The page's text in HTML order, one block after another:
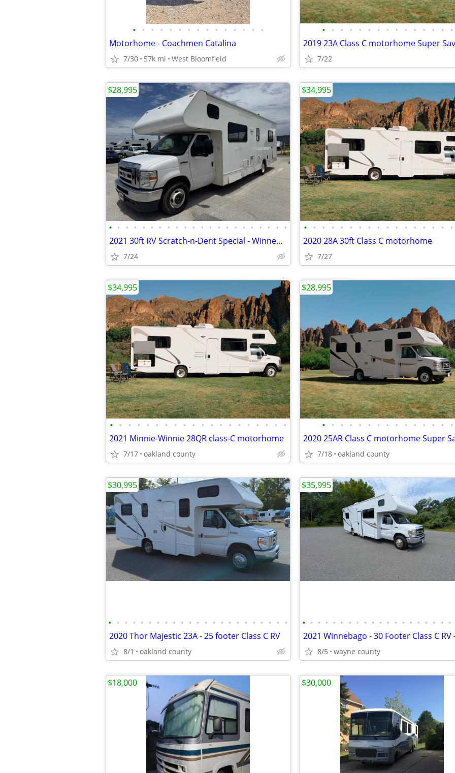
• • • • • • • • • • • • • • •
Motorhome - Coachmen Catalina
7/30 57k mi West Bloomfield
• • • • • • • • • • • • • • •
2019 23A Class C motorhome Super
7/22
• • • • • • • • • • • • • • • • • • • • • •
2021 30ft RV Scratch-n-Dent Special - Winnebago
7/24
$28,995
• • • • • • • • • • • • • • • • •
2020 28A 30ft Class C motorhome
7/27
$34,995
• • • • • • • • • • • • • • • • • • • •
2021 Minnie-Winnie 28QR class-C motorhome
7/17 oakland county
$34,995
• • • • • • • • • • • • • • •
2020 25AR Class C motorhome Super
7/18 oakland county
$28,995
• • • • • • • • • • • • • • • • • • • • • • •
2020 Thor Majestic 23A - 25 footer Class C RV
8/1 oakland county
$30,995
• • • • • • • • • • • • • • • • • • • •
8/5 wayne county
$35,995
$18,000 $30,000